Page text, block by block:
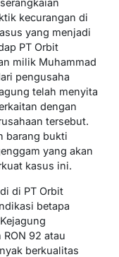
kecurangan di
yang menjadi
PT Orbit
milik Muhammad
pengusaha
telah menyita
dengan
tersebut.
barang bukti
yang akan
kasus ini.
di PT Orbit
betapa
92 atau
berkualitas